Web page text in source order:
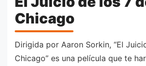
Chicago
Dirigida por Aaron Sorkin, “El
Chicago” es una película que te